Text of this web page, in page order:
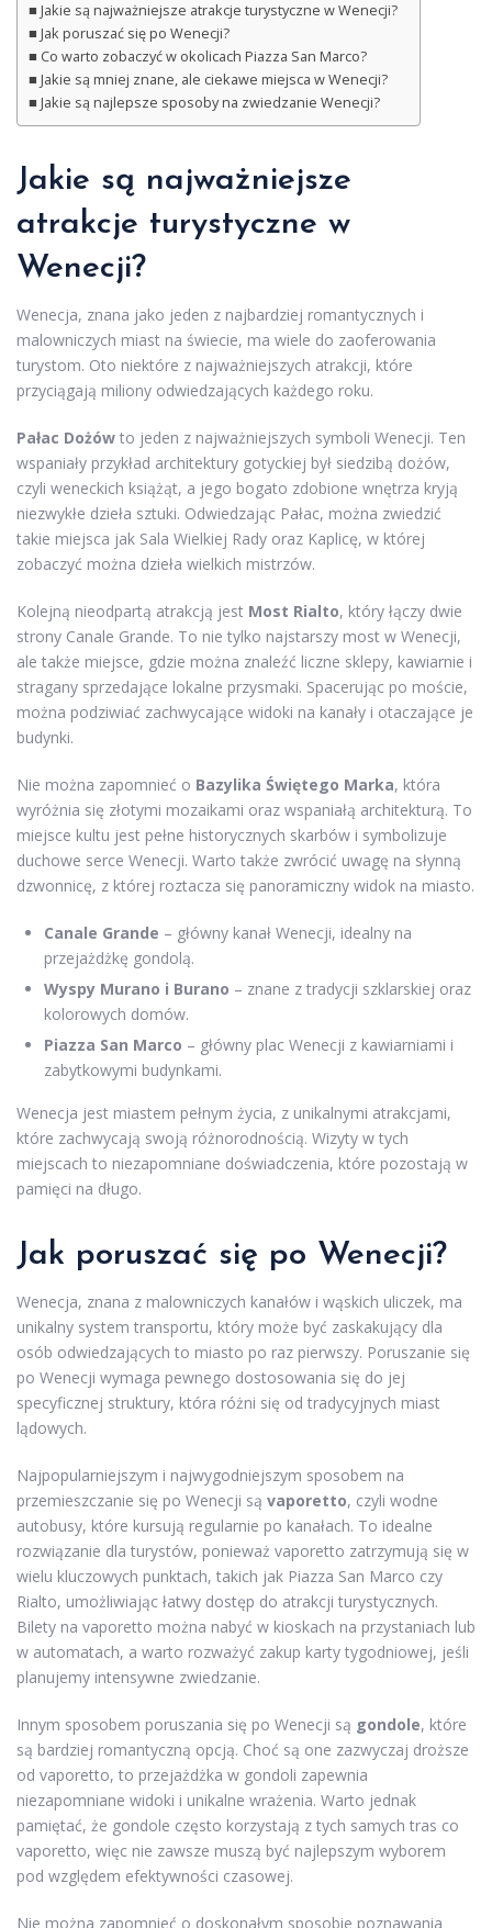
Jakie są najważniejsze atrakcje turystyczne w Wenecji?
Jak poruszać się po Wenecji?
Co warto zobaczyć w okolicach Piazza San Marco?
Jakie są mniej znane, ale ciekawe miejsca w Wenecji?
Jakie są najlepsze sposoby na zwiedzanie Wenecji?
Jakie są najważniejsze
atrakcje turystyczne w
Wenecji?
Wenecja, znana jako jeden z najbardziej romantycznych i
malowniczych miast na świecie, ma wiele do zaoferowania
turystom. Oto niektóre z najważniejszych atrakcji, które
przyciągają miliony odwiedzających każdego roku.
Pałac Dożów to jeden z najważniejszych symboli Wenecji. Ten
wspaniały przykład architektury gotyckiej był siedzibą dożów,
czyli weneckich książąt, a jego bogato zdobione wnętrza kryją
niezwykłe dzieła sztuki. Odwiedzając Pałac, można zwiedzić
takie miejsca jak Sala Wielkiej Rady oraz Kaplicę, w której
zobaczyć można dzieła wielkich mistrzów.
Kolejną nieodpartą atrakcją jest Most Rialto, który łączy dwie
strony Canale Grande. To nie tylko najstarszy most w Wenecji,
ale także miejsce, gdzie można znaleźć liczne sklepy, kawiarnie i
stragany sprzedające lokalne przysmaki. Spacerując po moście,
można podziwiać zachwycające widoki na kanały i otaczające je
budynki.
Nie można zapomnieć o Bazylika Świętego Marka, która
wyróżnia się złotymi mozaikami oraz wspaniałą architekturą. To
miejsce kultu jest pełne historycznych skarbów i symbolizuje
duchowe serce Wenecji. Warto także zwrócić uwagę na słynną
dzwonnicę, z której roztacza się panoramiczny widok na miasto.
Canale Grande – główny kanał Wenecji, idealny na
przejażdżkę gondolą.
Wyspy Murano i Burano – znane z tradycji szklarskiej oraz
kolorowych domów.
Piazza San Marco – główny plac Wenecji z kawiarniami i
zabytkowymi budynkami.
Wenecja jest miastem pełnym życia, z unikalnymi atrakcjami,
które zachwycają swoją różnorodnością. Wizyty w tych
miejscach to niezapomniane doświadczenia, które pozostają w
pamięci na długo.
Jak poruszać się po Wenecji?
Wenecja, znana z malowniczych kanałów i wąskich uliczek, ma
unikalny system transportu, który może być zaskakujący dla
osób odwiedzających to miasto po raz pierwszy. Poruszanie się
po Wenecji wymaga pewnego dostosowania się do jej
specyficznej struktury, która różni się od tradycyjnych miast
lądowych.
Najpopularniejszym i najwygodniejszym sposobem na
przemieszczanie się po Wenecji są vaporetto, czyli wodne
autobusy, które kursują regularnie po kanałach. To idealne
rozwiązanie dla turystów, ponieważ vaporetto zatrzymują się w
wielu kluczowych punktach, takich jak Piazza San Marco czy
Rialto, umożliwiając łatwy dostęp do atrakcji turystycznych.
Bilety na vaporetto można nabyć w kioskach na przystaniach lub
w automatach, a warto rozważyć zakup karty tygodniowej, jeśli
planujemy intensywne zwiedzanie.
Innym sposobem poruszania się po Wenecji są gondole, które
są bardziej romantyczną opcją. Choć są one zazwyczaj droższe
od vaporetto, to przejażdżka w gondoli zapewnia
niezapomniane widoki i unikalne wrażenia. Warto jednak
pamiętać, że gondole często korzystają z tych samych tras co
vaporetto, więc nie zawsze muszą być najlepszym wyborem
pod względem efektywności czasowej.
Nie można zapomnieć o doskonałym sposobie poznawania